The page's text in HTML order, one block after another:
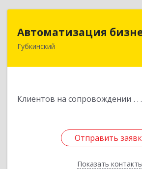
Автоматизация
Губкинский
Клиентов на сопровождении
Отправить
Показать контакты
629830, Ямало-Ненецкий
Отправить
Назад